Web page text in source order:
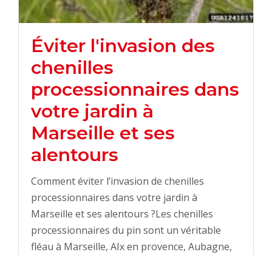
Éviter l'invasion des
chenilles
processionnaires dans
votre jardin à
Marseille et ses
alentours
Comment éviter l’invasion de chenilles
processionnaires dans votre jardin à
Marseille et ses alentours ?Les chenilles
processionnaires du pin sont un véritable
fléau à Marseille, AIx en provence, Aubagne,